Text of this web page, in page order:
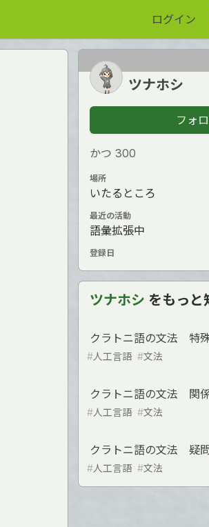
ログイン
ツナホシ
フォ
かつ З00
場所
いたるところ
最近の活動
語彙拡張中
登録日
ツナホシ をもっと
クラトニ語の文法 特
#人工言語 #文法
クラトニ語の文法 関
#人工言語 #文法
クラトニ語の文法 疑
#人工言語 #文法